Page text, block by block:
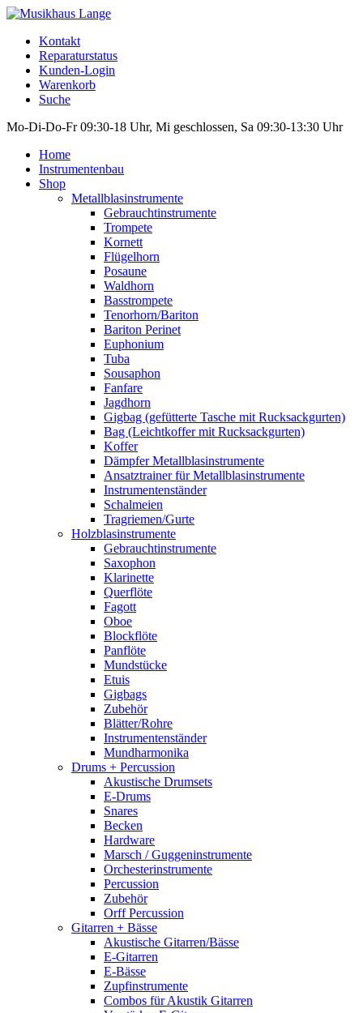
Kontakt
Reparaturstatus
Kunden-Login
Warenkorb
Suche
Mo-Di-Do-Fr 09:30-18 Uhr, Mi geschlossen, Sa 09:30-13:30 Uhr
Home
Instrumentenbau
Shop
Metallblasinstrumente
Gebrauchtinstrumente
Trompete
Kornett
Flügelhorn
Posaune
Waldhorn
Basstrompete
Tenorhorn/Bariton
Bariton Perinet
Euphonium
Tuba
Sousaphon
Fanfare
Jagdhorn
Gigbag (gefütterte Tasche mit Rucksackgurten)
Bag (Leichtkoffer mit Rucksackgurten)
Koffer
Dämpfer Metallblasinstrumente
Ansatztrainer für Metallblasinstrumente
Instrumentenständer
Schalmeien
Tragriemen/Gurte
Holzblasinstrumente
Gebrauchtinstrumente
Saxophon
Klarinette
Querflöte
Fagott
Oboe
Blockflöte
Panflöte
Mundstücke
Etuis
Gigbags
Zubehör
Blätter/Rohre
Instrumentenständer
Mundharmonika
Drums + Percussion
Akustische Drumsets
E-Drums
Snares
Becken
Hardware
Marsch / Guggeninstrumente
Orchesterinstrumente
Percussion
Zubehör
Orff Percussion
Gitarren + Bässe
Akustische Gitarren/Bässe
E-Gitarren
E-Bässe
Zupfinstrumente
Combos für Akustik Gitarren